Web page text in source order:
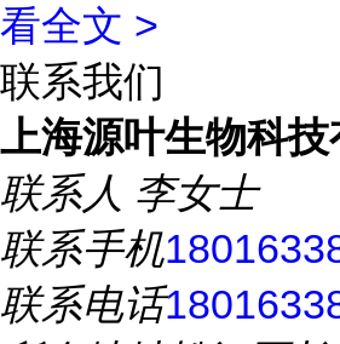
看全文 >
联系我们
上海源叶生物科技
联系人 李女士
联系手机
联系电话